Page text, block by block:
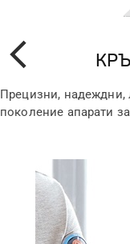
Назад
Прецизни, надеждни,
поколение апарати